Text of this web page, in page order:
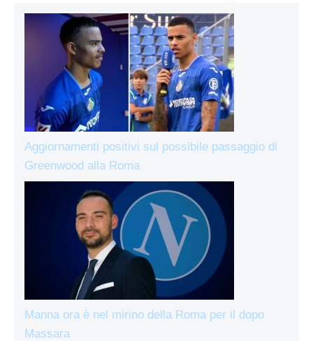
Aggiornamenti positivi sul possibile passaggio di
Greenwood alla Roma
Manna ora è nel mirino della Roma per il dopo
Massara